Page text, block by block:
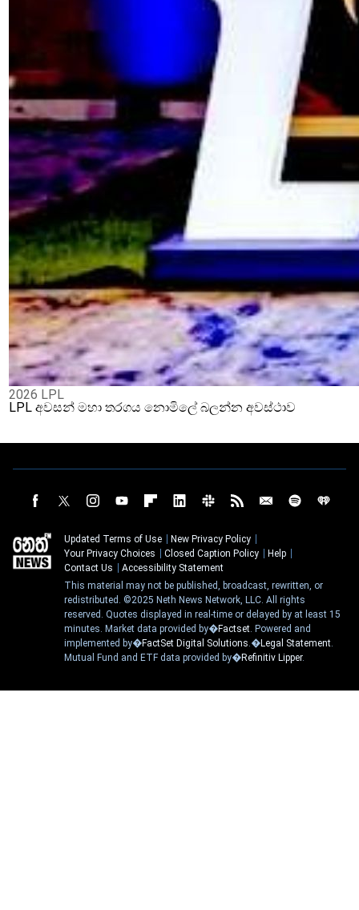
2026 LPL
LPL අවසන් මහා තරගය නොමිලේ බලන්න අවස්ථාව
Updated Terms of Use
New Privacy Policy
Your Privacy Choices
Closed Caption Policy
Help
Contact Us
Accessibility Statement
This material may not be published, broadcast, rewritten, or
redistributed. ©2025 Neth News Network, LLC. All rights
reserved. Quotes displayed in real-time or delayed by at least 15
minutes. Market data provided by�Factset. Powered and
implemented by�FactSet Digital Solutions.�Legal Statement.
Mutual Fund and ETF data provided by�Refinitiv Lipper.